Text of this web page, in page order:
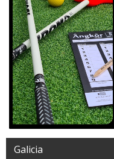
Galicia